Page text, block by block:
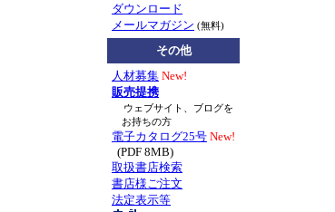
ダウンロード
メールマガジン (無料)
その他
人材募集 New!
販売提携
ウェブサイト、ブログを
お持ちの方
電子カタログ25号 New!
(PDF 8MB)
取扱書店検索
書店様ご注文
法定表示等